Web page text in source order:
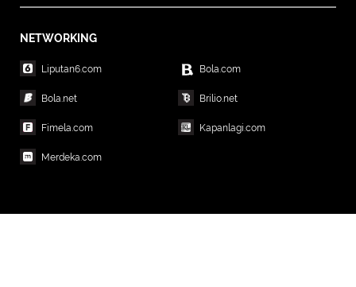
NETWORKING
Liputan6.com Bola.com
Bola.net Brilio.net
Fimela.com Kapanlagi.com
Merdeka.com